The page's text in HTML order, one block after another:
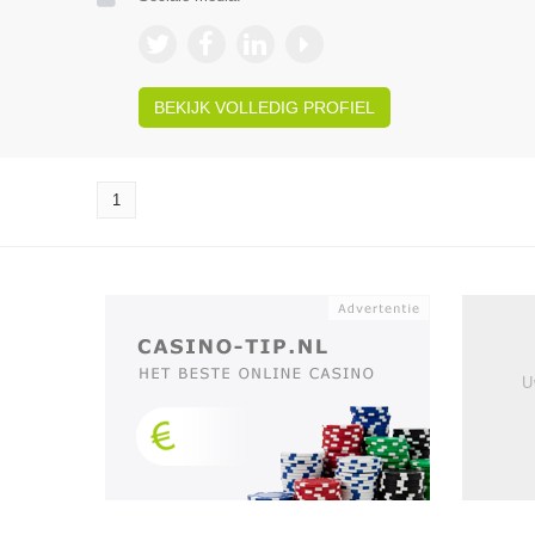
BEKIJK VOLLEDIG PROFIEL
1